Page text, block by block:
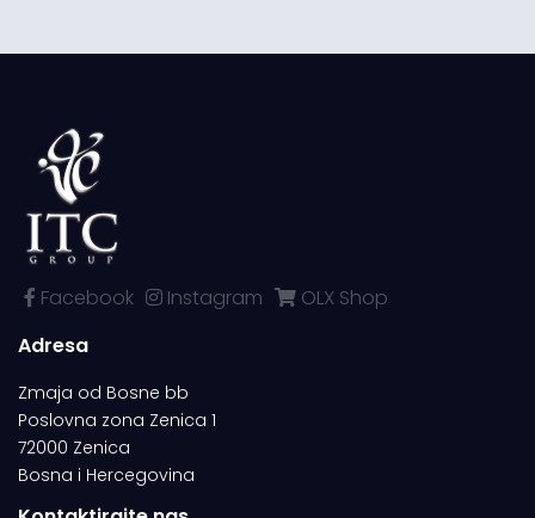
Facebook Instagram
OLX Shop
Adresa
Zmaja od Bosne bb
Poslovna zona Zenica 1
72000 Zenica
Bosna i Hercegovina